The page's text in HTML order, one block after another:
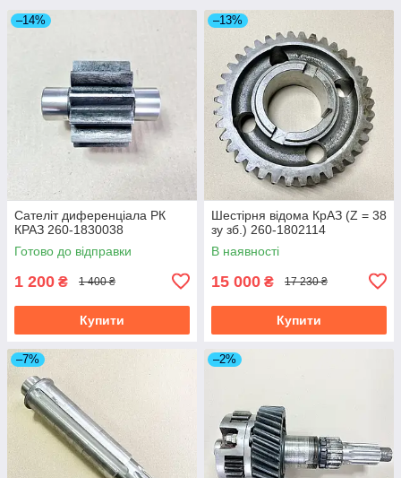
–14%
Сателіт диференціала РК
КРАЗ 260-1830038
Готово до відправки
1 200 ₴ 1 400 ₴
Купити
–13%
Шестірня відома КрАЗ (Z = 38
зу зб.) 260-1802114
В наявності
15 000 ₴ 17 230 ₴
Купити
–7% –2%